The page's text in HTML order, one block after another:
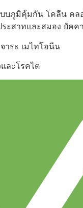
บภูมิคุ้มกัน โคลีน คล
ะสาทและสมอง ยัคค
าระ เมไทโอนีน
ละโรคไต